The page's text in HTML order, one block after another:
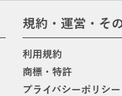
規約・運営・そ
利用規約
商標・特許
プライバシーポリシー